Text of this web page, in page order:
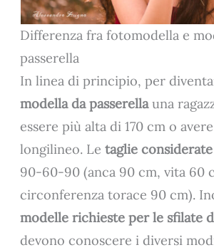
Differenza fra fotomodella e
passerella
In linea di principio, per
modella da passerellauna
essere più alta di 170 cm o
longilineo. Letaglie
90-60-90 (anca 90 cm, vita 60
circonferenza torace 90 cm).
modelle richieste per le sfilate
devono conoscere i diversi